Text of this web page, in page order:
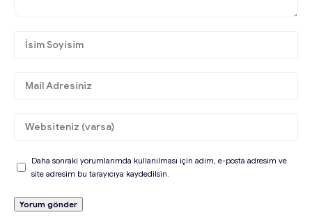
Daha sonraki yorumlarımda kullanılması için adım, e-posta adresim ve
site adresim bu tarayıcıya kaydedilsin.